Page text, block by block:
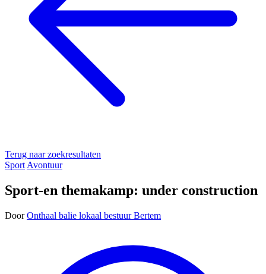
Terug naar zoekresultaten
Sport Avontuur
Sport-en themakamp: under construction
Door Onthaal balie lokaal bestuur Bertem